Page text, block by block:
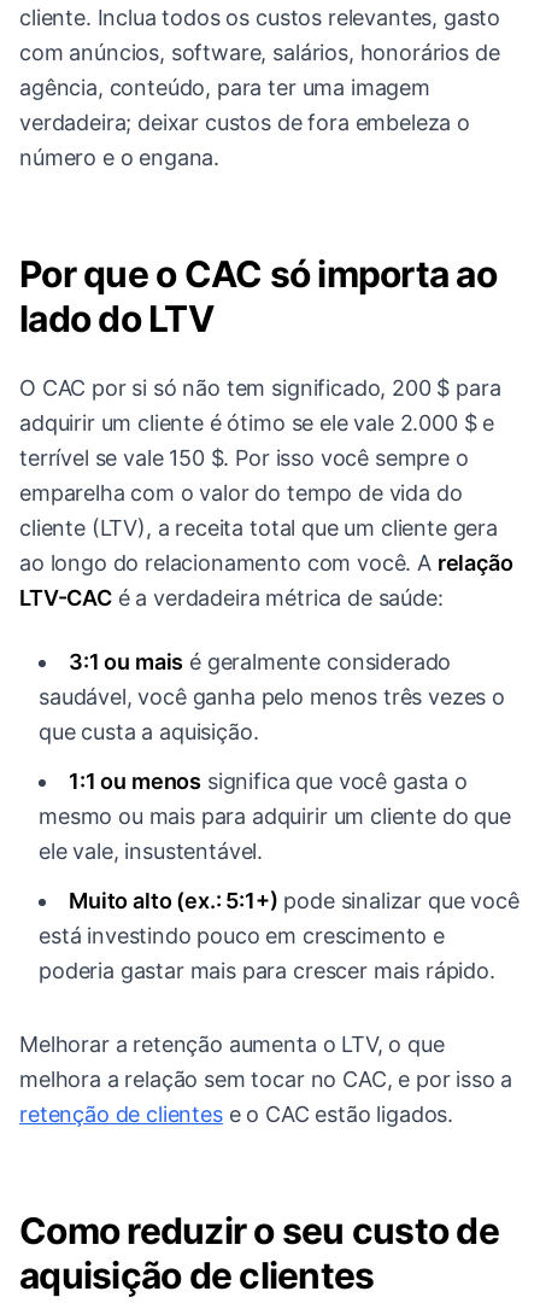
cliente. Inclua todos os custos relevantes, gasto
com anúncios, software, salários, honorários de
agência, conteúdo, para ter uma imagem
verdadeira; deixar custos de fora embeleza o
número e o engana.
Por que o CAC só importa ao
lado do LTV
O CAC por si só não tem significado, 200 $ para
adquirir um cliente é ótimo se ele vale 2.000 $ e
terrível se vale 150 $. Por isso você sempre o
emparelha com o valor do tempo de vida do
cliente (LTV), a receita total que um cliente gera
ao longo do relacionamento com você. A relação
LTV-CACé a verdadeira métrica de saúde:
3:1 ou mais é geralmente considerado
saudável, você ganha pelo menos três vezes o
que custa a aquisição.
1:1 ou menos significa que você gasta o
mesmo ou mais para adquirir um cliente do que
ele vale, insustentável.
Muito alto (ex.: 5:1+) pode sinalizar que você
está investindo pouco em crescimento e
poderia gastar mais para crescer mais rápido.
Melhorar a retenção aumenta o LTV, o que
melhora a relação sem tocar no CAC, e por isso a
retenção de clientese o CAC estão ligados.
Como reduzir o seu custo de
aquisição de clientes